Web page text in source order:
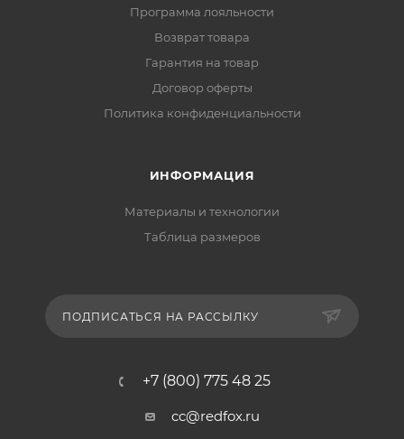
Программа лояльности
Возврат товара
Гарантия на товар
Договор оферты
Политика конфиденциальности
ИНФОРМАЦИЯ
Материалы и технологии
Таблица размеров
ПОДПИСАТЬСЯ НА РАССЫЛКУ
+7 (800) 775 48 25
cc@redfox.ru